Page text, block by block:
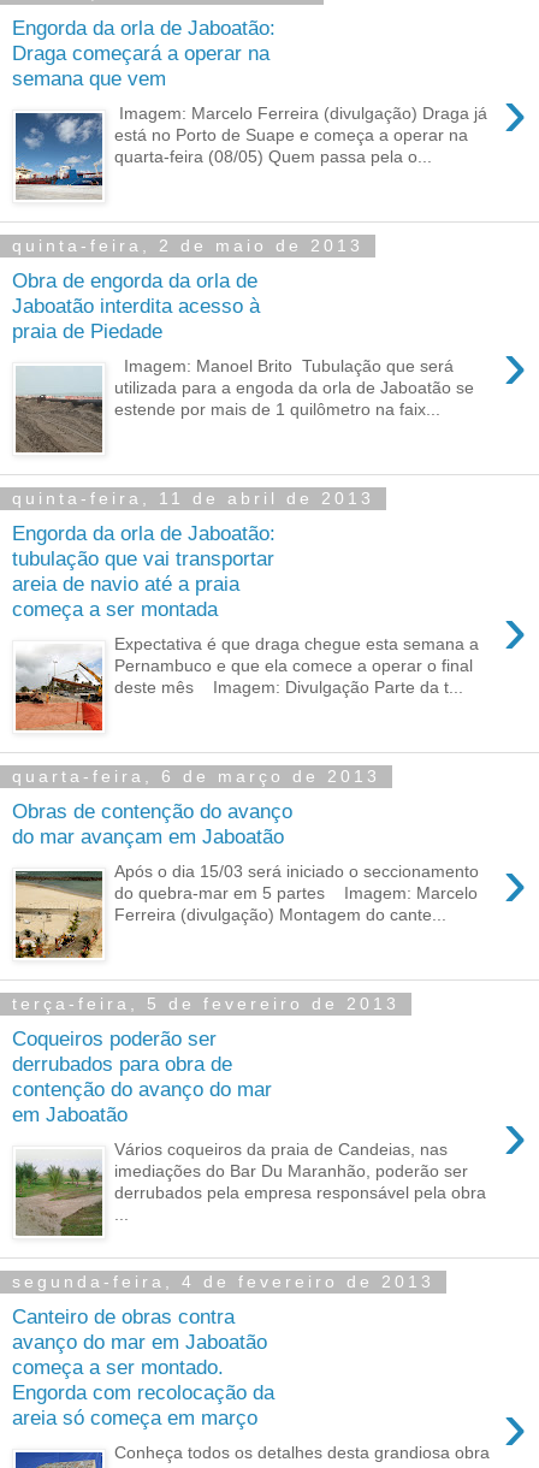
Engorda da orla de Jaboatão:
Draga começará a operar na
semana que vem
›
Imagem: Marcelo Ferreira (divulgação) Draga já
está no Porto de Suape e começa a operar na
quarta-feira (08/05) Quem passa pela o...
quinta-feira, 2 de maio de 2013
Obra de engorda da orla de
Jaboatão interdita acesso à
praia de Piedade
›
Imagem: Manoel Brito Tubulação que será
utilizada para a engoda da orla de Jaboatão se
estende por mais de 1 quilômetro na faix...
quinta-feira, 11 de abril de 2013
Engorda da orla de Jaboatão:
tubulação que vai transportar
areia de navio até a praia
começa a ser montada
›
Expectativa é que draga chegue esta semana a
Pernambuco e que ela comece a operar o final
deste mês Imagem: Divulgação Parte da t...
quarta-feira, 6 de março de 2013
Obras de contenção do avanço
do mar avançam em Jaboatão
›
Após o dia 15/03 será iniciado o seccionamento
do quebra-mar em 5 partes Imagem: Marcelo
Ferreira (divulgação) Montagem do cante...
terça-feira, 5 de fevereiro de 2013
Coqueiros poderão ser
derrubados para obra de
contenção do avanço do mar
em Jaboatão
›
Vários coqueiros da praia de Candeias, nas
imediações do Bar Du Maranhão, poderão ser
derrubados pela empresa responsável pela obra
segunda-feira, 4 de fevereiro de 2013
Canteiro de obras contra
avanço do mar em Jaboatão
começa a ser montado.
Engorda com recolocação da
areia só começa em março
›
Conheça todos os detalhes desta grandiosa obra